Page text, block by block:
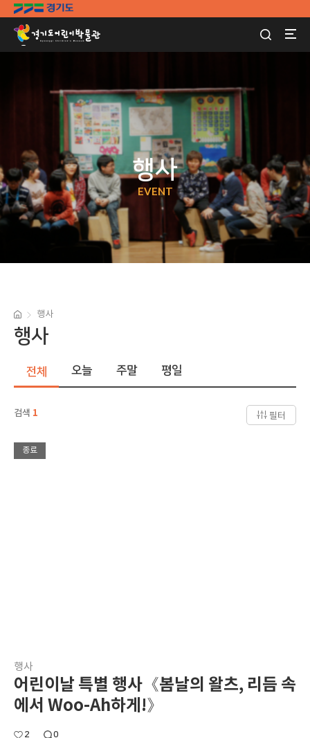
행사
EVENT
행사
행사
전체 오늘 주말 평일
검색 1 필터
종료
행사
어린이날 특별 행사《봄날의 왈츠, 리듬 속
에서 Woo-Ah하게!》
2 0